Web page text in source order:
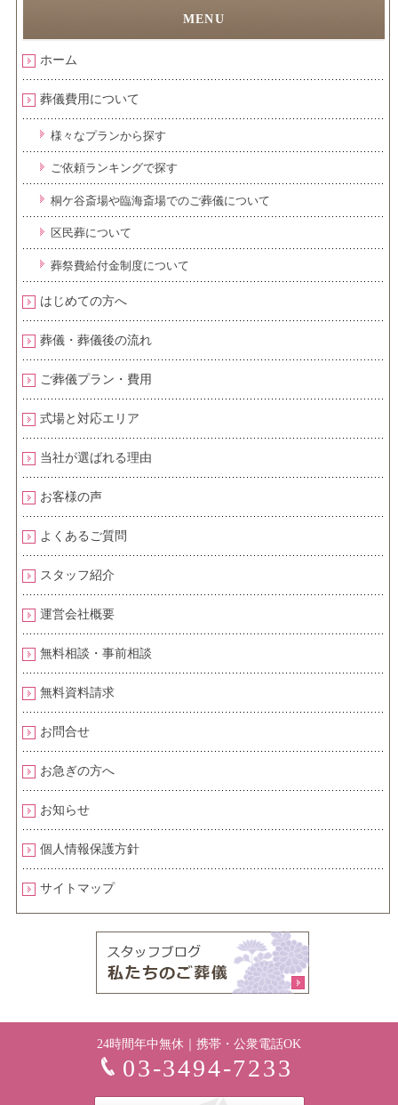
ホーム
葬儀費用について
様々なプランから探す
ご依頼ランキングで探す
桐ケ谷斎場や臨海斎場でのご葬儀について
区民葬について
葬祭費給付金制度について
はじめての方へ
葬儀・葬儀後の流れ
ご葬儀プラン・費用
式場と対応エリア
当社が選ばれる理由
お客様の声
よくあるご質問
スタッフ紹介
運営会社概要
無料相談・事前相談
無料資料請求
お問合せ
お急ぎの方へ
お知らせ
個人情報保護方針
サイトマップ
24時間年中無休｜携帯・公衆電話OK
03-3494-7233